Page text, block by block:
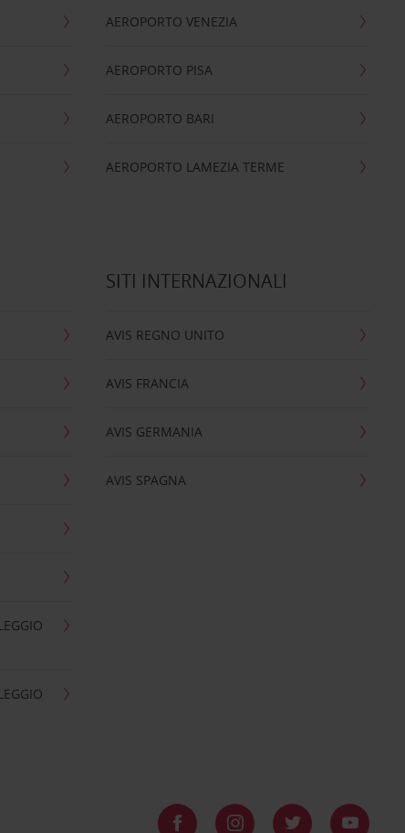
AEROPORTO VENEZIA
AEROPORTO PISA
AEROPORTO BARI
AEROPORTO LAMEZIA TERME
SITI INTERNAZIONALI
AVIS REGNO UNITO
AVIS FRANCIA
AVIS GERMANIA
AVIS SPAGNA